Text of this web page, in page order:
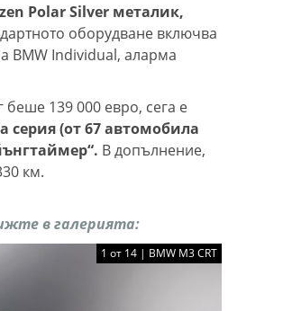
Polar Silver металик,
оборудване включва
BMW Individual, аларма
беше 139 000 евро, сега е
(от 67 автомобила
В допълнение,
км.
в галерията:
1 от 14 | BMW M3 CRT